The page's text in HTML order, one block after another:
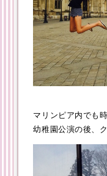
マリンピア内でも
幼稚園公演の後、